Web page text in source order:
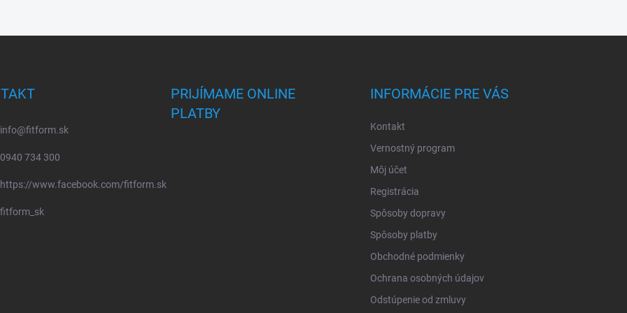
info@fitform.sk
0940 734 300
https://www.facebook.com/fitform.sk
fitform_sk
PRIJÍMAME ONLINE
PLATBY
INFORMÁCIE PRE VÁS
Kontakt
Vernostný program
Môj účet
Registrácia
Spôsoby dopravy
Spôsoby platby
Obchodné podmienky
Ochrana osobných údajov
Odstúpenie od zmluvy